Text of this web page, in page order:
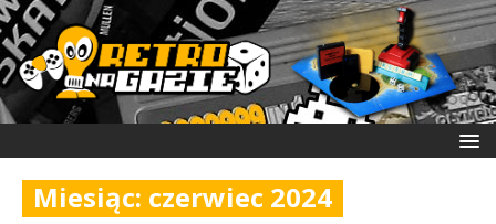
Miesiąc: czerwiec 2024